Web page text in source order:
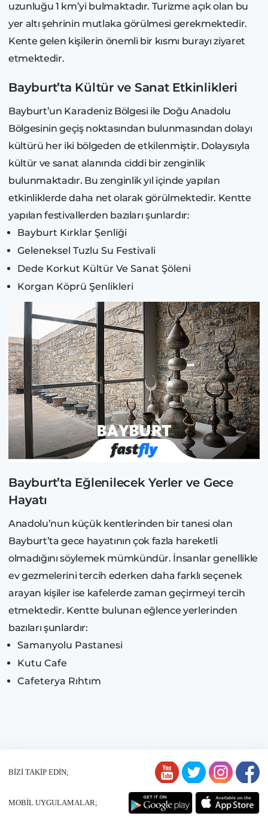
uzunluğu 1 km’yi bulmaktadır. Turizme açık olan bu
yer altı şehrinin mutlaka görülmesi gerekmektedir.
Kente gelen kişilerin önemli bir kısmı burayı ziyaret
etmektedir.
Bayburt’ta Kültür ve Sanat Etkinlikleri
Bayburt’un Karadeniz Bölgesi ile Doğu Anadolu
Bölgesinin geçiş noktasından bulunmasından dolayı
kültürü her iki bölgeden de etkilenmiştir. Dolayısıyla
kültür ve sanat alanında ciddi bir zenginlik
bulunmaktadır. Bu zenginlik yıl içinde yapılan
etkinliklerde daha net olarak görülmektedir. Kentte
yapılan festivallerden bazıları şunlardır:
Bayburt Kırklar Şenliği
Geleneksel Tuzlu Su Festivali
Dede Korkut Kültür Ve Sanat Şöleni
Korgan Köprü Şenlikleri
Bayburt’ta Eğlenilecek Yerler ve Gece
Hayatı
Anadolu’nun küçük kentlerinden bir tanesi olan
Bayburt’ta gece hayatının çok fazla hareketli
olmadığını söylemek mümkündür. İnsanlar genellikle
ev gezmelerini tercih ederken daha farklı seçenek
arayan kişiler ise kafelerde zaman geçirmeyi tercih
etmektedir. Kentte bulunan eğlence yerlerinden
bazıları şunlardır:
Samanyolu Pastanesi
Kutu Cafe
Cafeterya Rıhtım
BİZİ TAKİP EDİN;
MOBİL UYGULAMALAR;